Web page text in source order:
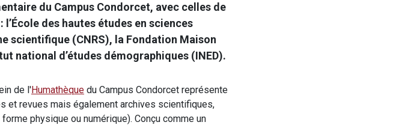
du Campus Condorcet, avec celles de
des hautes études en sciences
scientifique (CNRS), la Fondation Maison
national d’études démographiques (INED).
de l'Humathèque du Campus Condorcet représente
et revues mais également archives scientifiques,
physique ou numérique). Conçu comme un